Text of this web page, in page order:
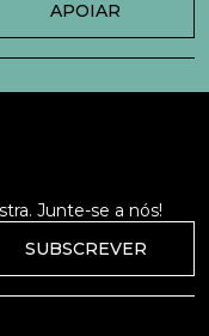
APOIAR
Junte-se a nós!
SUBSCREVER